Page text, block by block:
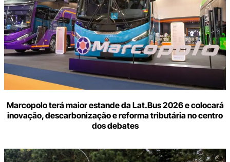
Marcopolo terá maior estande da Lat.Bus 2026 e colocará
inovação, descarbonização e reforma tributária no centro
dos debates